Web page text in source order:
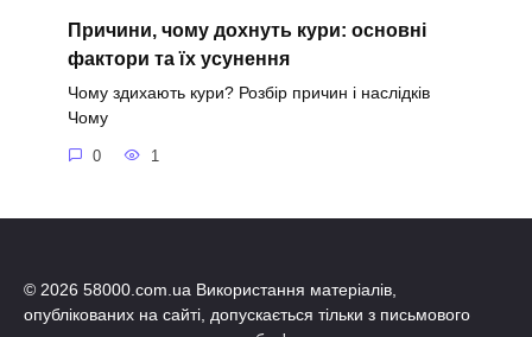
Причини, чому дохнуть кури: основні
фактори та їх усунення
Чому здихають кури? Розбір причин і наслідків
Чому
0 1
© 2026 58000.com.ua Використання матеріалів,
опублікованих на сайті, допускається тільки з письмового